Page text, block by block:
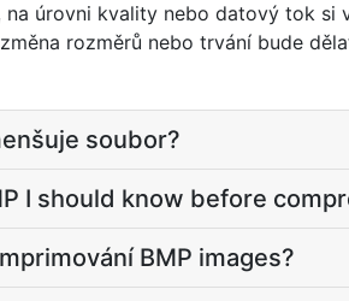
úrovni kvality nebo datový tok si
rozměrů nebo trvání bude
soubor?
I should know before
BMP images?